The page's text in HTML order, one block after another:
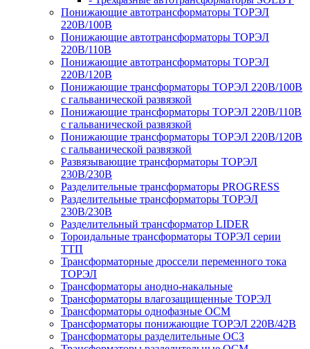
Понижающие автотрансформаторы ТОРЭЛ
220В/100В
Понижающие автотрансформаторы ТОРЭЛ
220В/110В
Понижающие автотрансформаторы ТОРЭЛ
220В/120В
Понижающие трансформаторы ТОРЭЛ 220В/100В
с гальванической развязкой
Понижающие трансформаторы ТОРЭЛ 220В/110В
с гальванической развязкой
Понижающие трансформаторы ТОРЭЛ 220В/120В
с гальванической развязкой
Развязывающие трансформаторы ТОРЭЛ
230В/230В
Разделительные трансформаторы PROGRESS
Разделительные трансформаторы ТОРЭЛ
230В/230В
Разделительный трансформатор LIDER
Тороидальные трансформаторы ТОРЭЛ серии
ТТП
Трансформаторные дроссели переменного тока
ТОРЭЛ
Трансформаторы анодно-накальные
Трансформаторы влагозащищенные ТОРЭЛ
Трансформаторы однофазные ОСМ
Трансформаторы понижающие ТОРЭЛ 220В/42В
Трансформаторы разделительные ОСЗ